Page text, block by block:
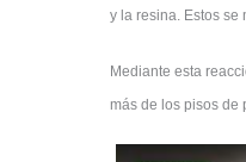
y la resina. Estos se
Mediante esta
más de los pisos de